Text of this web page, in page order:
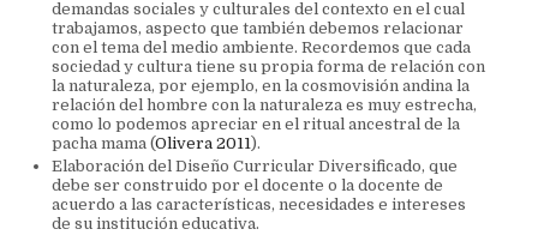
demandas sociales y culturales del contexto en el cual
trabajamos, aspecto que también debemos relacionar
con el tema del medio ambiente. Recordemos que cada
sociedad y cultura tiene su propia forma de relación con
la naturaleza, por ejemplo, en la cosmovisión andina la
relación del hombre con la naturaleza es muy estrecha,
como lo podemos apreciar en el ritual ancestral de la
pacha mama (Olivera 2011).
Elaboración del Diseño Curricular Diversificado, que
debe ser construido por el docente o la docente de
acuerdo a las características, necesidades e intereses
de su institución educativa.